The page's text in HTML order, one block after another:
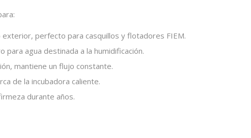
perfecto para casquillos y flotadores FIEM.
para agua destinada a la humidificación.
mantiene un flujo constante.
de la incubadora caliente.
durante años.